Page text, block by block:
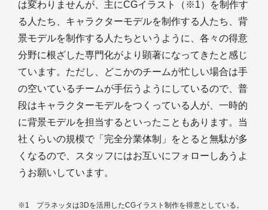
は変わりませんが、主にCGイラスト（※1）を制作す
る人たち、キャラクターモデルを制作する人たち、背
景モデルを制作する人たちというように、各々の得意
分野に根ざした専門化がより顕著になってきたと感じ
ています。ただし、どこかのチームが忙しい場合は手
の空いているチームが手伝うようにしているので、普
段はキャラクターモデルをつくっている人が、一時的
に背景モデルを担当するといったこともあります。当
社くらいの規模で「完全分業体制」をとると無駄が多
くなるので、スタッフにはお互いにフォローしあうよ
うお願いしています。
※1 プラネッタは3Dを活用したCGイラスト制作を得意としている。